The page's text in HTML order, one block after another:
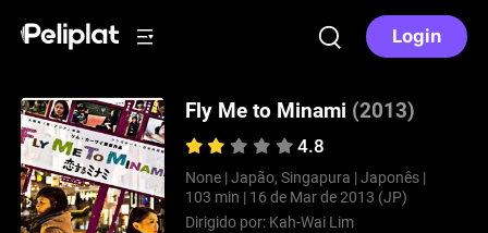
Login
Fly Me to Minami (2013)
4.8
None | Japão, Singapura | Japonês |
103 min | 16 de Mar de 2013 (JP)
Dirigido por: Kah-Wai Lim